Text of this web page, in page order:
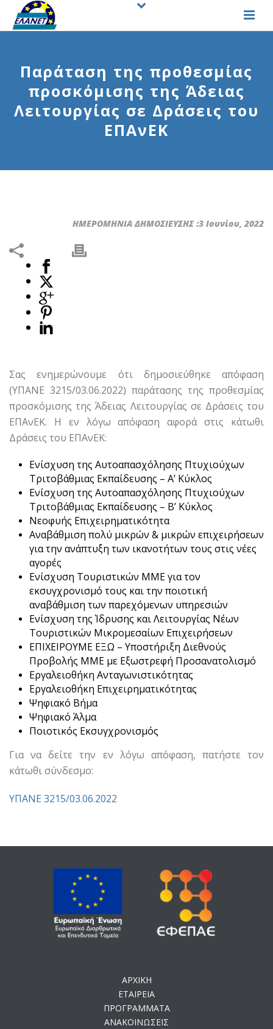
Παράταση της προθεσμίας
προσκόμισης της Άδειας
Λειτουργίας σε Δράσεις του
ΕΠΑνΕΚ
ΗΜΕΡΟΜΗΝΙΑ ΔΗΜΟΣΙΕΥΣΗΣ :3 Ιουνίου, 2022
Σας ενημερώνουμε ότι δημοσιεύθηκε απόφαση
(ΥΠΑΝΕ 3215/03.06.2022) παράτασης της προθεσμίας
προσκόμισης της Άδειας Λειτουργίας σε Δράσεις του
ΕΠΑνΕΚ. Η εν λόγω απόφαση αφορά στις κάτωθι
Δράσεις του ΕΠΑνΕΚ:
Ενίσχυση της Αυτοαπασχόλησης Πτυχιούχων
Τριτοβάθμιας Εκπαίδευσης – Α’ Κύκλος
Ενίσχυση της Αυτοαπασχόλησης Πτυχιούχων
Τριτοβάθμιας Εκπαίδευσης – Β’ Κύκλος
Νεοφυής Επιχειρηματικότητα
Αναβάθμιση πολύ μικρών & μικρών επιχειρήσεων
για την ανάπτυξη των ικανοτήτων τους στις νέες
αγορές
Ενίσχυση Τουριστικών ΜΜΕ για τον
εκσυγχρονισμό τους και την ποιοτική
αναβάθμιση των παρεχόμενων υπηρεσιών
Ενίσχυση της Ίδρυσης και Λειτουργίας Νέων
Τουριστικών Μικρομεσαίων Επιχειρήσεων
ΕΠΙΧΕΙΡΟΥΜΕ ΕΞΩ – Υποστήριξη Διεθνούς
Προβολής ΜΜΕ με Εξωστρεφή Προσανατολισμό
Εργαλειοθήκη Ανταγωνιστικότητας
Εργαλειοθήκη Επιχειρηματικότητας
Ψηφιακό Βήμα
Ψηφιακό Άλμα
Ποιοτικός Εκσυγχρονισμός
Για να δείτε την εν λόγω απόφαση, πατήστε τον
κάτωθι σύνδεσμο:
ΥΠΑΝΕ 3215/03.06.2022
ΑΡΧΙΚΗ
ΕΤΑΙΡΕΙΑ
ΠΡΟΓΡΑΜΜΑΤΑ
ΑΝΑΚΟΙΝΩΣΕΙΣ